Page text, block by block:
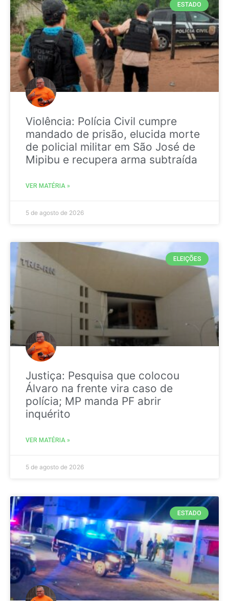
ESTADO
Violência: Polícia Civil cumpre
mandado de prisão, elucida morte
de policial militar em São José de
Mipibu e recupera arma subtraída
VER MATÉRIA »
5 de agosto de 2026
ELEIÇÕES
Justiça: Pesquisa que colocou
Álvaro na frente vira caso de
polícia; MP manda PF abrir
inquérito
VER MATÉRIA »
5 de agosto de 2026
ESTADO